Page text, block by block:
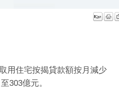
用住宅按揭貸款額按月減少
303億元。